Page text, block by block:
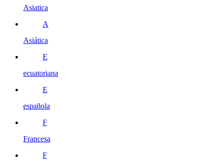
Asiatica
A
Asiática
E
ecuatoriana
E
española
F
Francesa
F